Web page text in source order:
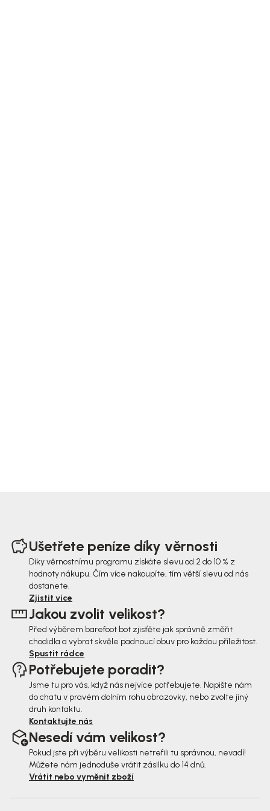
Ušetřete peníze díky věrnosti
Díky věrnostnímu programu získáte slevu od 2 do 10 % z
hodnoty nákupu. Čím více nakoupíte, tím větší slevu od nás
dostanete.
Zjistit více
Jakou zvolit velikost?
Před výběrem barefoot bot zjisťěte jak správně změřit
chodidla a vybrat skvěle padnoucí obuv pro každou příležitost.
Spustit rádce
Potřebujete poradit?
Jsme tu pro vás, když nás nejvíce potřebujete. Napište nám
do chatu v pravém dolním rohu obrazovky, nebo zvolte jiný
druh kontaktu.
Kontaktujte nás
Nesedí vám velikost?
Pokud jste při výběru velikosti netrefili tu správnou, nevadí!
Můžete nám jednoduše vrátit zásilku do 14 dnů.
Vrátit nebo vyměnit zboží